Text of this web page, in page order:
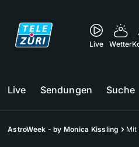
Live Wetter
Live Sendungen Suche
AstroWeek - by Monica Kissling Mit